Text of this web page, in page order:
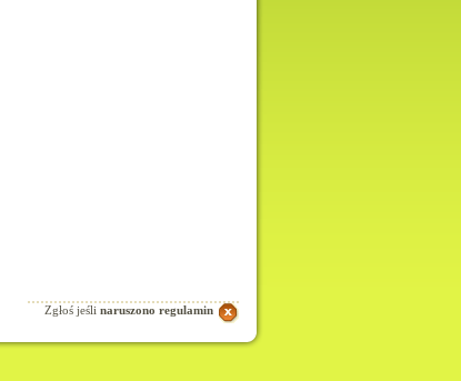
Zgłoś jeśli naruszono regulamin